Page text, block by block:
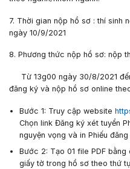
7. Thời gian nộp hồ sơ :thí sinh
ngày 10/9/2021
8. Phương thức nộp hồ sơ: nộp
Từ 13g00 ngày 30/8/2021
đăng ký và nộp hồ sơ online
Bước 1: Truy cập website
Chọn link Đăng ký xét tuyển
nguyện vọng và in Phiếu
Bước 2: Tạo 01 file PDF
giấy tờ trong hồ sơ theo thứ